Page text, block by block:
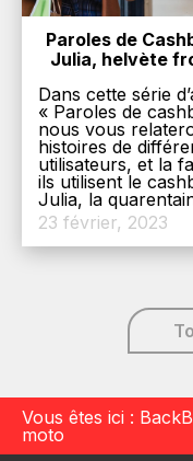
Paroles de
Julia, helvète
Dans cette série
« Paroles de
nous vous
histoires de
utilisateurs, et la
ils utilisent le
Julia, la
23 février, 2023
Vous êtes ici :
moto